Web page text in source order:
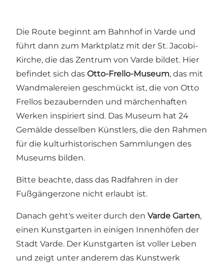
Die Route beginnt am Bahnhof in Varde und
führt dann zum Marktplatz mit der St. Jacobi-
Kirche, die das Zentrum von Varde bildet. Hier
befindet sich das Otto-Frello-Museum, das mit
Wandmalereien geschmückt ist, die von Otto
Frellos bezaubernden und märchenhaften
Werken inspiriert sind. Das Museum hat 24
Gemälde desselben Künstlers, die den Rahmen
für die kulturhistorischen Sammlungen des
Museums bilden.
Bitte beachte, dass das Radfahren in der
Fußgängerzone nicht erlaubt ist.
Danach geht's weiter durch den Varde Garten,
einen Kunstgarten in einigen Innenhöfen der
Stadt Varde. Der Kunstgarten ist voller Leben
und zeigt unter anderem das Kunstwerk